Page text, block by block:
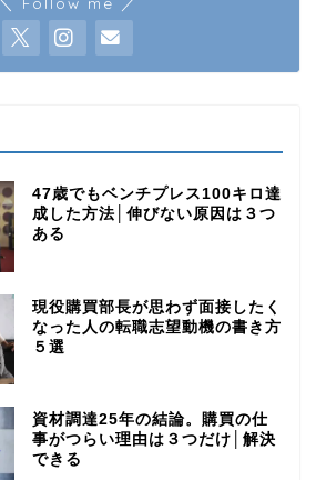
47歳でもベンチプレス100キロ達
成した方法│伸びない原因は３つ
ある
現役購買部長が思わず面接したく
なった人の転職志望動機の書き方
５選
資材調達25年の結論。購買の仕
事がつらい理由は３つだけ│解決
できる